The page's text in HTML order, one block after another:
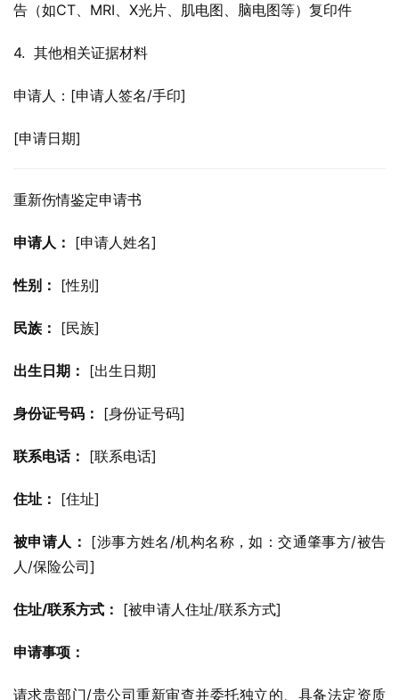
告（如CT、MRI、X光片、肌电图、脑电图等）复印件
4.  其他相关证据材料
申请人：[申请人签名/手印]
[申请日期]
重新伤情鉴定申请书
申请人： [申请人姓名]
性别： [性别]
民族： [民族]
出生日期： [出生日期]
身份证号码： [身份证号码]
联系电话： [联系电话]
住址： [住址]
被申请人： [涉事方姓名/机构名称，如：交通肇事方/被告
人/保险公司]
住址/联系方式： [被申请人住址/联系方式]
申请事项：
请求贵部门/贵公司重新审查并委托独立的、具备法定资质